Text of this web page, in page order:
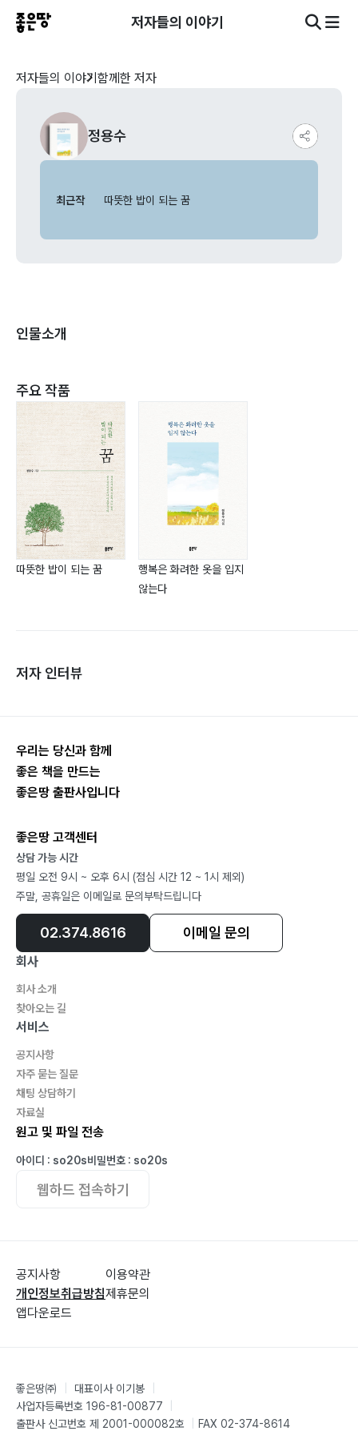
저자들의 이야기
저자들의 이야기 함께한 저자
정용수
최근작 따뜻한 밥이 되는 꿈
인물소개
주요 작품
따뜻한 밥이 되는 꿈
행복은 화려한 옷을 입지
않는다
저자 인터뷰
우리는 당신과 함께
좋은 책을 만드는
좋은땅 출판사입니다
좋은땅 고객센터
상담 가능 시간
평일 오전 9시 ~ 오후 6시 (점심 시간 12 ~ 1시 제외)
주말, 공휴일은 이메일로 문의부탁드립니다
02.374.8616 이메일 문의
회사
회사 소개
찾아오는 길
서비스
공지사항
자주 묻는 질문
채팅 상담하기
자료실
원고 및 파일 전송
아이디 : so20s비밀번호 : so20s
웹하드 접속하기
공지사항
개인정보취급방침
앱다운로드
이용약관
제휴문의
좋은땅㈜ 대표이사 이기봉
사업자등록번호 196-81-00877
출판사 신고번호 제 2001-000082호
FAX 02-374-8614